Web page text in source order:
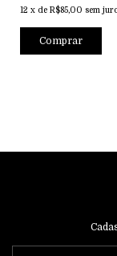
12 x de R$85,00 sem
Comprar